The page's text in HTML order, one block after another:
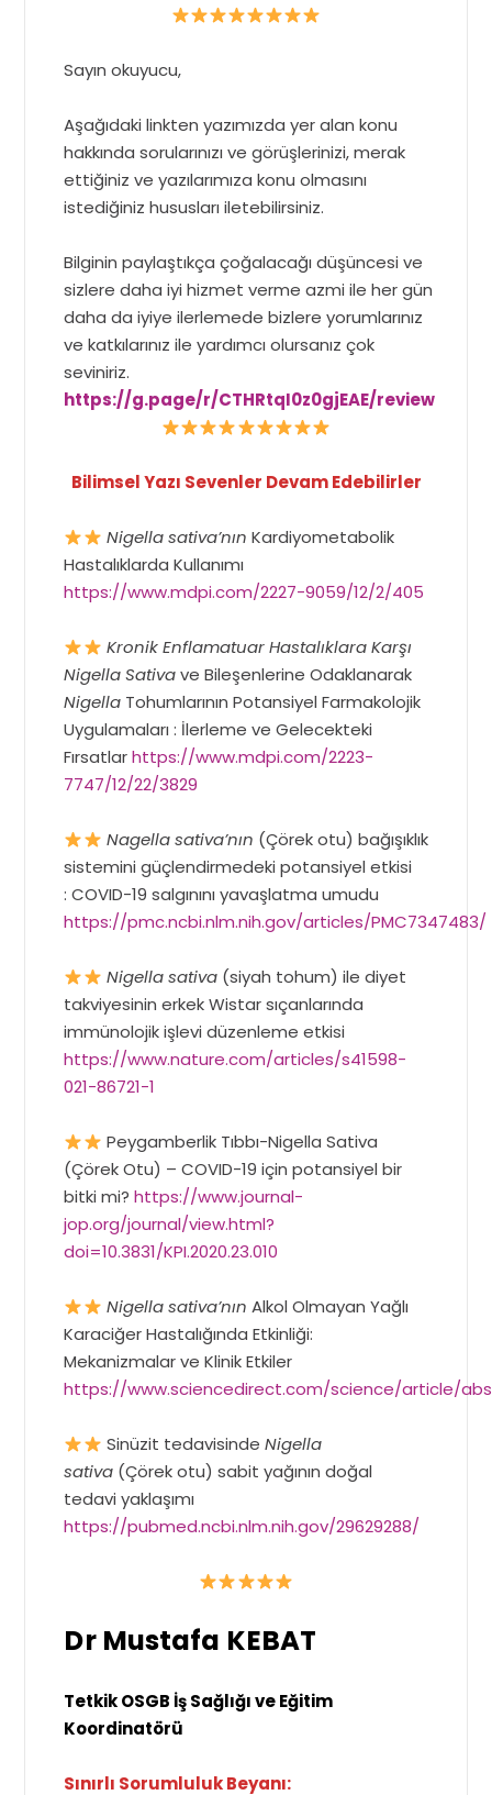
Sayın okuyucu,
Aşağıdaki linkten yazımızda yer alan konu
hakkında sorularınızı ve görüşlerinizi, merak
ettiğiniz ve yazılarımıza konu olmasını
istediğiniz hususları iletebilirsiniz.
Bilginin paylaştıkça çoğalacağı düşüncesi ve
sizlere daha iyi hizmet verme azmi ile her gün
daha da iyiye ilerlemede bizlere yorumlarınız
ve katkılarınız ile yardımcı olursanız çok
seviniriz.
https://g.page/r/CTHRtqI0z0gjEAE/review
Bilimsel Yazı Sevenler Devam Edebilirler
Nigella sativa’nın Kardiyometabolik
Hastalıklarda Kullanımı
https://www.mdpi.com/2227-9059/12/2/405
Kronik Enflamatuar Hastalıklara Karşı
Nigella Sativave Bileşenlerine Odaklanarak
Nigella Tohumlarının Potansiyel Farmakolojik
Uygulamaları : İlerleme ve Gelecekteki
Fırsatlarhttps://www.mdpi.com/2223-
7747/12/22/3829
Nagella sativa’nın (Çörek otu) bağışıklık
sistemini güçlendirmedeki potansiyel etkisi
: COVID-19 salgınını yavaşlatma umudu
https://pmc.ncbi.nlm.nih.gov/articles/PMC7347483/
Nigella sativa(siyah tohum) ile diyet
takviyesinin erkek Wistar sıçanlarında
immünolojik işlevi düzenleme etkisi
https://www.nature.com/articles/s41598-
021-86721-1
Peygamberlik Tıbbı-Nigella Sativa
(Çörek Otu) – COVID-19 için potansiyel bir
bitki mi?https://www.journal-
jop.org/journal/view.html?
doi=10.3831/KPI.2020.23.010
Nigella sativa’nın Alkol Olmayan Yağlı
Karaciğer Hastalığında Etkinliği:
Mekanizmalar ve Klinik Etkiler
https://www.sciencedirect.com/science/article/abs/
Sinüzit tedavisinde Nigella
sativa (Çörek otu) sabit yağının doğal
tedavi yaklaşımı
https://pubmed.ncbi.nlm.nih.gov/29629288/
Dr Mustafa KEBAT
Tetkik OSGB İş Sağlığı ve Eğitim
Koordinatörü
Sınırlı Sorumluluk Beyanı: